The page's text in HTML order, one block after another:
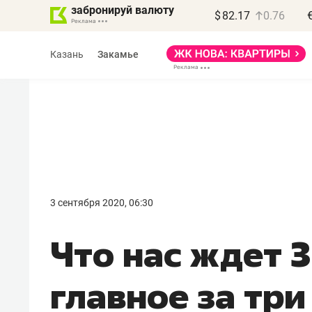
забронируй валюту $ 82.17 0.76
Казань Закамье
3 сентября 2020, 06:30
Что нас ждет
главное за